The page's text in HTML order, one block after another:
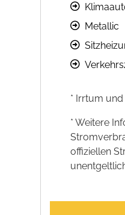
Metallic
* Irrtum
* Weitere
offiziellen